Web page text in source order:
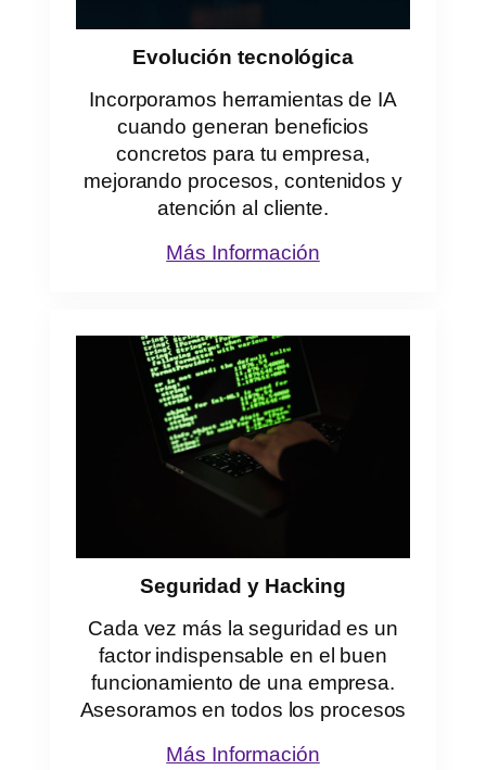
Evolución tecnológica
Incorporamos herramientas de IA
cuando generan beneficios
concretos para tu empresa,
mejorando procesos, contenidos y
atención al cliente.
Más Información
Seguridad y Hacking
Cada vez más la seguridad es un
factor indispensable en el buen
funcionamiento de una empresa.
Asesoramos en todos los procesos
Más Información